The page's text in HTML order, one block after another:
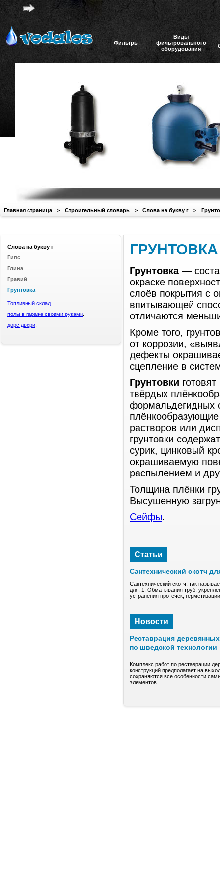
Фильтры
Виды
фильтровального
оборудования
Главная страница > Строительный словарь > Слова на букву г >
ГРУНТОВКА
Грунтовка—
окраске
слоёв покрытия с
впитывающей
отличаются
Кроме того,
от коррозии,
дефекты
сцепление в
Грунтовки
твёрдых
формальдегидных
растворов или
грунтовки
сурик, цинковый
окрашиваемую
распылением и
Толщина плёнки
Высушенную
Сейфы.
Статьи
Сантехнический скотч
Сантехнический скотч, так
для: 1. Обматывания труб,
устранения протечек,
Новости
Реставрация
по шведской технологии
Комплекс работ по реставрации
конструкций предполагает на
сохраняются все особенности
элементов.
Слова на букву г
Гипс
Глина
Гравий
Грунтовка
Топливный склад
полы в гараже своими руками
дорс двери